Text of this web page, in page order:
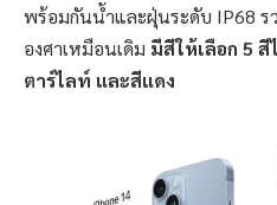
พร้อมกันน้ำและฝุ่นระดับ IP68 ร
องศาเหมือนเดิม มีสีให้เลือก 5
ตาร์ไลท์ และสีแดง